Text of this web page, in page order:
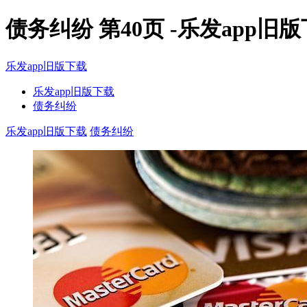
债务纠纷 第40页 -乐发app旧版
乐发app旧版下载
乐发app旧版下载
债务纠纷
乐发app旧版下载 债务纠纷